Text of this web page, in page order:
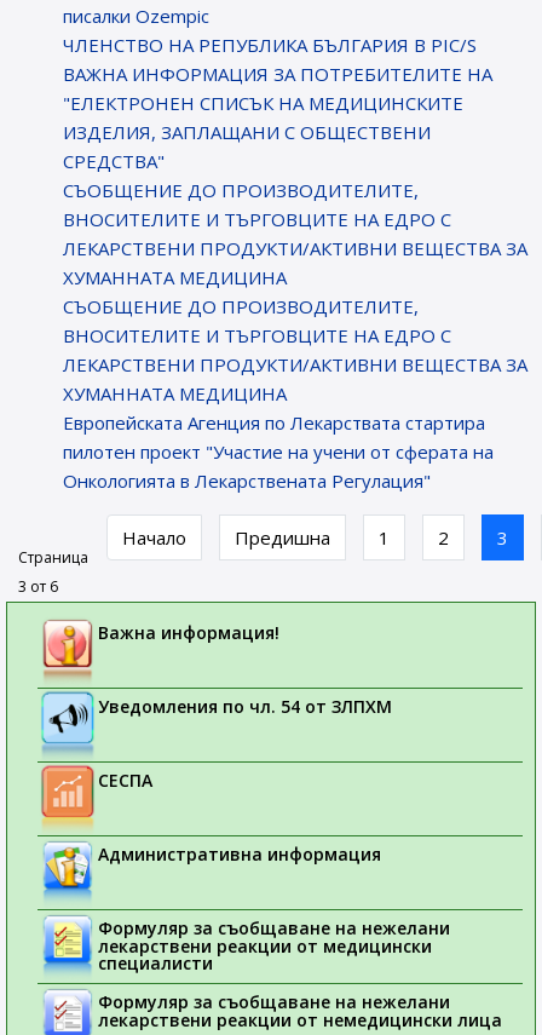
писалки Ozempic
ЧЛЕНСТВО НА РЕПУБЛИКА БЪЛГАРИЯ В PIC/S
ВАЖНА ИНФОРМАЦИЯ ЗА ПОТРЕБИТЕЛИТЕ НА
"ЕЛЕКТРОНЕН СПИСЪК НА МЕДИЦИНСКИТЕ
ИЗДЕЛИЯ, ЗАПЛАЩАНИ С ОБЩЕСТВЕНИ
СРЕДСТВА"
СЪОБЩЕНИЕ ДО ПРОИЗВОДИТЕЛИТЕ,
ВНОСИТЕЛИТЕ И ТЪРГОВЦИТЕ НА ЕДРО С
ЛЕКАРСТВЕНИ ПРОДУКТИ/АКТИВНИ ВЕЩЕСТВА ЗА
ХУМАННАТА МЕДИЦИНА
СЪОБЩЕНИЕ ДО ПРОИЗВОДИТЕЛИТЕ,
ВНОСИТЕЛИТЕ И ТЪРГОВЦИТЕ НА ЕДРО С
ЛЕКАРСТВЕНИ ПРОДУКТИ/АКТИВНИ ВЕЩЕСТВА ЗА
ХУМАННАТА МЕДИЦИНА
Европейската Агенция по Лекарствата стартира
пилотен проект "Участие на учени от сферата на
Онкологията в Лекарствената Регулация"
Страница
3 от 6
Начало Предишна 1 2 3
Важна информация!
Уведомления по чл. 54 от ЗЛПХМ
СЕСПА
Административна информация
Формуляр за съобщаване на нежелани
лекарствени реакции от медицински
специалисти
Формуляр за съобщаване на нежелани
лекарствени реакции от немедицински лица